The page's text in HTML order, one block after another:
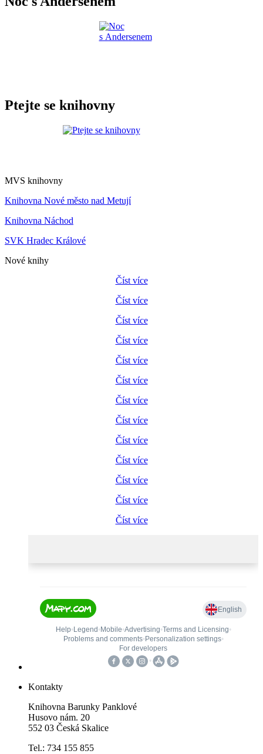
Ptejte se knihovny
MVS knihovny
Knihovna Nové město nad Metují
Knihovna Náchod
SVK Hradec Králové
Nové knihy
Číst více
Číst více
Číst více
Číst více
Číst více
Číst více
Číst více
Číst více
Číst více
Číst více
Číst více
Číst více
Číst více
Kontakty
Knihovna Barunky Panklové
Husovo nám. 20
552 03 Česká Skalice
Tel.: 734 155 855